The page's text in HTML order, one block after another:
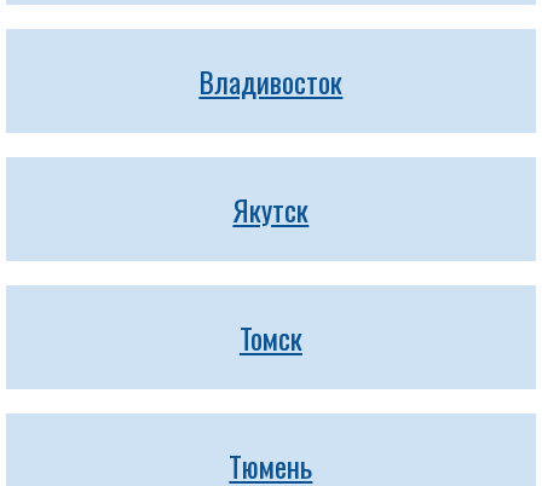
Владивосток
Якутск
Томск
Тюмень